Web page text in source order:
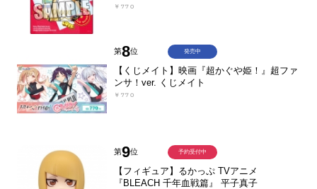
￥770
第8位
【くじメイト】映画『超かぐや姫！』超ファ
ンサ！ver. くじメイト
￥770
発売中
第9位
【フィギュア】るかっぷ TVアニメ
『BLEACH 千年血戦篇』 平子真子
予約受付中